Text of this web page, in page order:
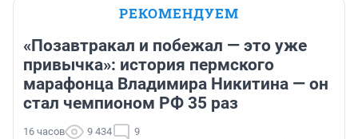
РЕКОМЕНДУЕМ
«Позавтракал и побежал — это уже
привычка»: история пермского
марафонца Владимира Никитина — он
стал чемпионом РФ 35 раз
16 часов 9 434 9